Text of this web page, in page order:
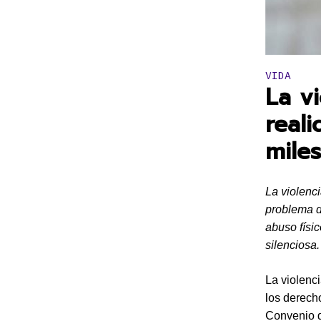
Publicado
VIDA
La
La
problema
abuso
silenciosa.
La
los
Convenio